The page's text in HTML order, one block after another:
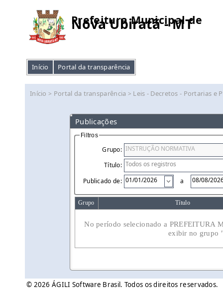
Prefeitura Municipal de
Nova Ubiratã - MT
Início Portal da transparência
Início > Portal da transparência > Leis - Decretos - Portarias e
Publicações
Filtros
Grupo:
Título:
Publicado de:
a
Grupo Título
No período selecionado a PREFEITURA
exibir no grupo
© 2026 ÁGILI Software Brasil. Todos os direitos reservados.